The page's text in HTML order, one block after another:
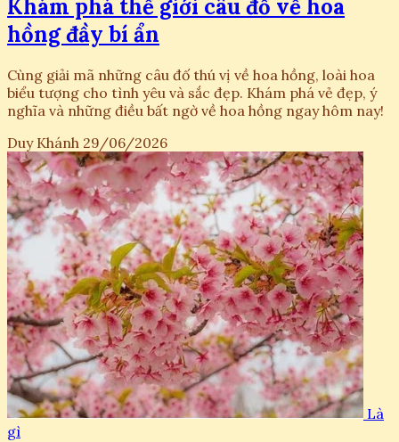
Khám phá thế giới câu đố về hoa
hồng đầy bí ẩn
Cùng giải mã những câu đố thú vị về hoa hồng, loài hoa
biểu tượng cho tình yêu và sắc đẹp. Khám phá vẻ đẹp, ý
nghĩa và những điều bất ngờ về hoa hồng ngay hôm nay!
Duy Khánh 29/06/2026
Là
gì